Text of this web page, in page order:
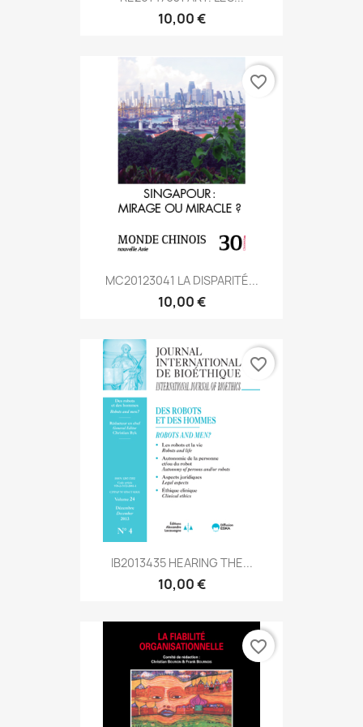
10,00 €
MC20123041 LA DISPARITÉ...
10,00 €
favorite_border
IB2013435 HEARING THE...
10,00 €
favorite_border
favorite_border